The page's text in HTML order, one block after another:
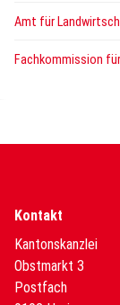
Amt für
Fachkommission
Kontakt
Kantonskanzlei
Obstmarkt 3
Postfach